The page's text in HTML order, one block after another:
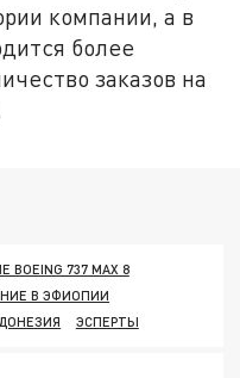
компании, а в
более
заказов на
BOEING 737 MАХ 8
В ЭФИОПИИ
ЭСПЕРТЫ